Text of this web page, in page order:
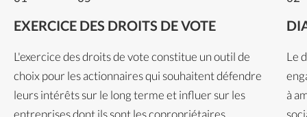
EXERCICE DES DROITS DE VOTE
L'exercice des droits de vote constitue un outil de
choix pour les actionnaires qui souhaitent défendre
leurs intérêts sur le long terme et influer sur les
entreprises dont ils sont les copropriétaires.
Le
à